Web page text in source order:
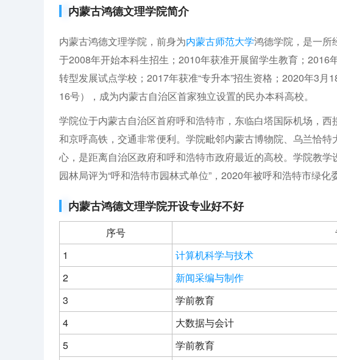
内蒙古鸿德文理学院简介
内蒙古鸿德文理学院，前身为内蒙古师范大学鸿德学院，是一所
于2008年开始本科生招生；2010年获准开展留学生教育；2016
转型发展试点学校；2017年获准“专升本”招生资格；2020年3月
16号），成为内蒙古自治区首家独立设置的民办本科高校。
学院位于内蒙古自治区首府呼和浩特市，东临白塔国际机场，
和京呼高铁，交通非常便利。学院毗邻内蒙古博物院、乌兰恰
心，是距离自治区政府和呼和浩特市政府最近的高校。学院教
园林局评为“呼和浩特市园林式单位”，2020年被呼和浩特市绿化
内蒙古鸿德文理学院开设专业好不好
序号
1
计算机科学与技术
2
新闻采编与制作
3
学前教育
4
大数据与会计
5
学前教育